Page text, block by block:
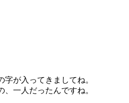
字が入ってきましてね。
一人だったんですね。